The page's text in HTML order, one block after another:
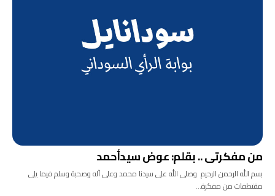
من مفكرتى .. بقلم: عوض سيدأحمد
بسم الله الرحمن الرحيم وصلى الله على سيدنا محمد وعلى آله وصحبة وسلم فيما يلى
مقتطفات من مفكرة…